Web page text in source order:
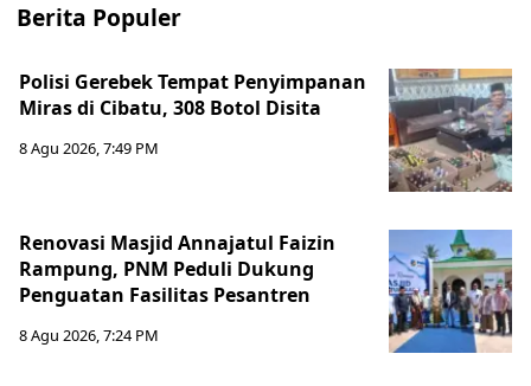
Berita Populer
Polisi Gerebek Tempat Penyimpanan
Miras di Cibatu, 308 Botol Disita
8 Agu 2026, 7:49 PM
Renovasi Masjid Annajatul Faizin
Rampung, PNM Peduli Dukung
Penguatan Fasilitas Pesantren
8 Agu 2026, 7:24 PM